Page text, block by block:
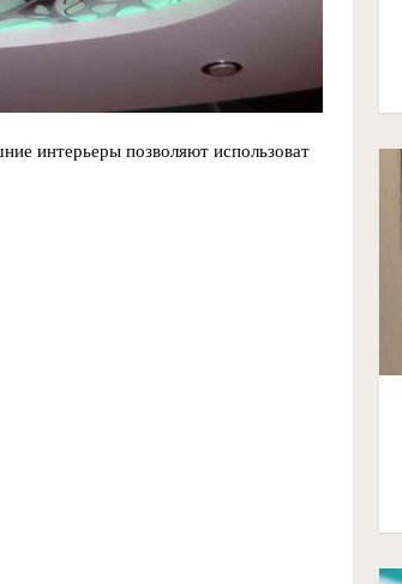
интерьеры позволяют использоват